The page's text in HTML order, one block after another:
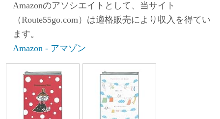
Amazonのアソシエイトとして、当サイト
（Route55go.com）は適格販売により収入を得てい
ます。
Amazon - アマゾン